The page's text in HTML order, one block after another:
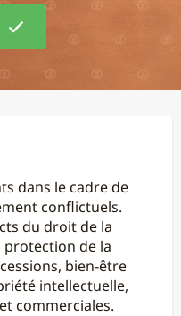
dans le cadre de
conflictuels.
du droit de la
protection de la
bien-être
intellectuelle,
commerciales.